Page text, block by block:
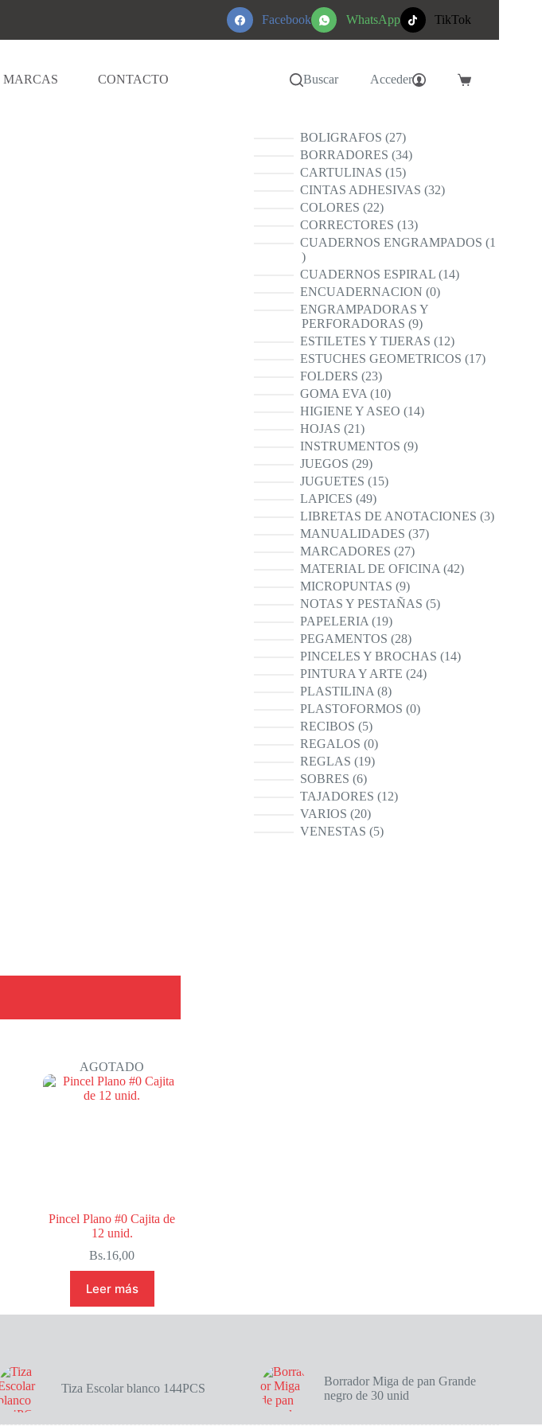
Facebook WhatsApp TikTok
MARCAS CONTACTO Buscar Acceder
Carro
AGOTADO
Pincel Plano #0 Cajita de
12 unid.
Bs.16,00
Leer más
BOLIGRAFOS 2727
productos
BORRADORES 3434
CARTULINAS 1515
productos
CINTAS ADHESIVAS 3232
COLORES 2222
productos
CORRECTORES 1313
productos
CUADERNOS ENGRAMPADOS 1
1
producto
CUADERNOS ESPIRAL 1414
ENCUADERNACION 00
ENGRAMPADORAS Y
PERFORADORAS 99
productos
ESTILETES Y TIJERAS 1212
productos
ESTUCHES GEOMETRICOS 1717
FOLDERS 2323
productos
GOMA EVA 1010
productos
HIGIENE Y ASEO 1414
HOJAS 2121
productos
INSTRUMENTOS 99
JUEGOS 2929
productos
JUGUETES 1515
LAPICES 4949
productos
LIBRETAS DE ANOTACIONES 33
MANUALIDADES 3737
MARCADORES 2727
productos
MATERIAL DE OFICINA 4242
MICROPUNTAS 99
productos
NOTAS Y PESTAÑAS 55
PAPELERIA 1919
productos
PEGAMENTOS 2828
productos
PINCELES Y BROCHAS 1414
PINTURA Y ARTE 2424
PLASTILINA 88
productos
PLASTOFORMOS 00
RECIBOS 55
productos
REGALOS 00
productos
REGLAS 1919
SOBRES 66
productos
TAJADORES 1212
VARIOS 2020
productos
VENESTAS 55
Tiza Escolar blanco 144PCS
Borrador Miga de pan Grande
negro de 30 unid